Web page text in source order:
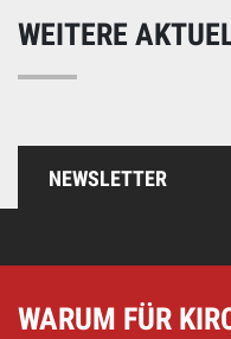
WEITERE
NEWSLETTER
WARUM FÜR